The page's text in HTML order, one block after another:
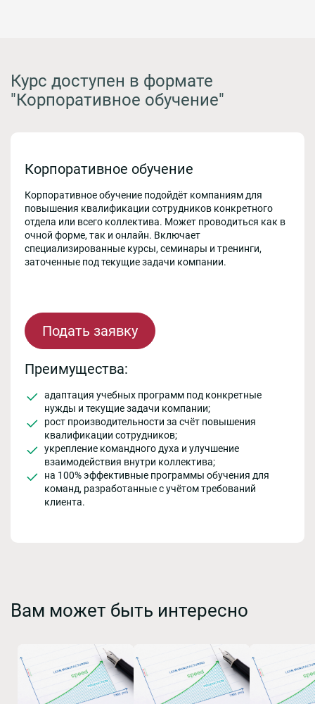
Курс доступен в формате
"Корпоративное обучение"
Корпоративное обучение
Корпоративное обучение подойдёт компаниям для
повышения квалификации сотрудников конкретного
отдела или всего коллектива. Может проводиться как в
очной форме, так и онлайн. Включает
специализированные курсы, семинары и тренинги,
заточенные под текущие задачи компании.
Подать заявку
Преимущества:
адаптация учебных программ под конкретные
нужды и текущие задачи компании;
рост производительности за счёт повышения
квалификации сотрудников;
укрепление командного духа и улучшение
взаимодействия внутри коллектива;
на 100% эффективные программы обучения для
команд, разработанные с учётом требований
клиента.
Вам может быть интересно